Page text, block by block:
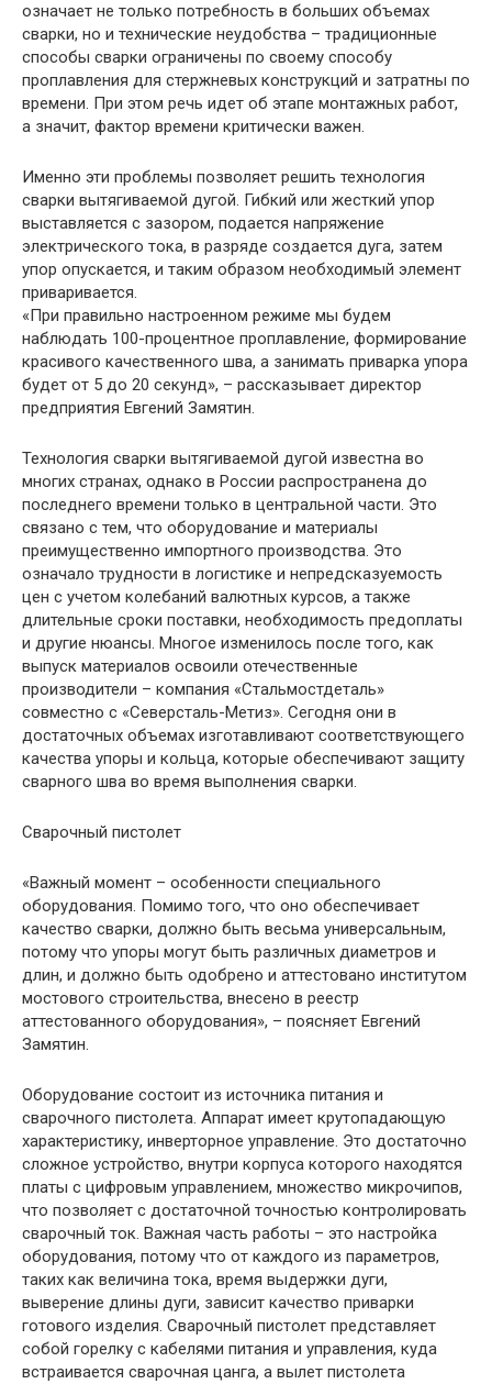
означает не только потребность в больших объемах
сварки, но и технические неудобства – традиционные
способы сварки ограничены по своему способу
проплавления для стержневых конструкций и затратны по
времени. При этом речь идет об этапе монтажных работ,
а значит, фактор времени критически важен.
Именно эти проблемы позволяет решить технология
сварки вытягиваемой дугой. Гибкий или жесткий упор
выставляется с зазором, подается напряжение
электрического тока, в разряде создается дуга, затем
упор опускается, и таким образом необходимый элемент
приваривается.
«При правильно настроенном режиме мы будем
наблюдать 100-процентное проплавление, формирование
красивого качественного шва, а занимать приварка упора
будет от 5 до 20 секунд», – рассказывает директор
предприятия Евгений Замятин.
Технология сварки вытягиваемой дугой известна во
многих странах, однако в России распространена до
последнего времени только в центральной части. Это
связано с тем, что оборудование и материалы
преимущественно импортного производства. Это
означало трудности в логистике и непредсказуемость
цен с учетом колебаний валютных курсов, а также
длительные сроки поставки, необходимость предоплаты
и другие нюансы. Многое изменилось после того, как
выпуск материалов освоили отечественные
производители – компания «Стальмостдеталь»
совместно с «Северсталь-Метиз». Сегодня они в
достаточных объемах изготавливают соответствующего
качества упоры и кольца, которые обеспечивают защиту
сварного шва во время выполнения сварки.
Сварочный пистолет
«Важный момент – особенности специального
оборудования. Помимо того, что оно обеспечивает
качество сварки, должно быть весьма универсальным,
потому что упоры могут быть различных диаметров и
длин, и должно быть одобрено и аттестовано институтом
мостового строительства, внесено в реестр
аттестованного оборудования», – поясняет Евгений
Замятин.
Оборудование состоит из источника питания и
сварочного пистолета. Аппарат имеет крутопадающую
характеристику, инверторное управление. Это достаточно
сложное устройство, внутри корпуса которого находятся
платы с цифровым управлением, множество микрочипов,
что позволяет с достаточной точностью контролировать
сварочный ток. Важная часть работы – это настройка
оборудования, потому что от каждого из параметров,
таких как величина тока, время выдержки дуги,
выверение длины дуги, зависит качество приварки
готового изделия. Сварочный пистолет представляет
собой горелку с кабелями питания и управления, куда
встраивается сварочная цанга, а вылет пистолета